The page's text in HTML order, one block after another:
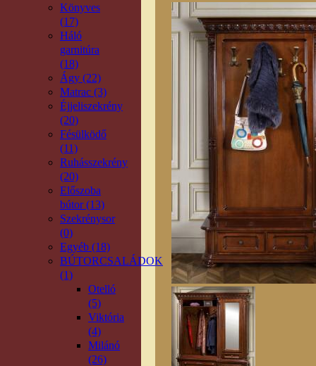
Könyves
(17)
Háló
garnitúra
(18)
Ágy (22)
Matrac (3)
Éjjeliszekrény
(20)
Fésülködő
(11)
Ruhásszekrény
(20)
Előszoba
bútor (13)
Szekrénysor
(0)
Egyéb (18)
BÚTORCSALÁDOK
(1)
Otelló
(5)
Viktória
(4)
Milánó
(26)